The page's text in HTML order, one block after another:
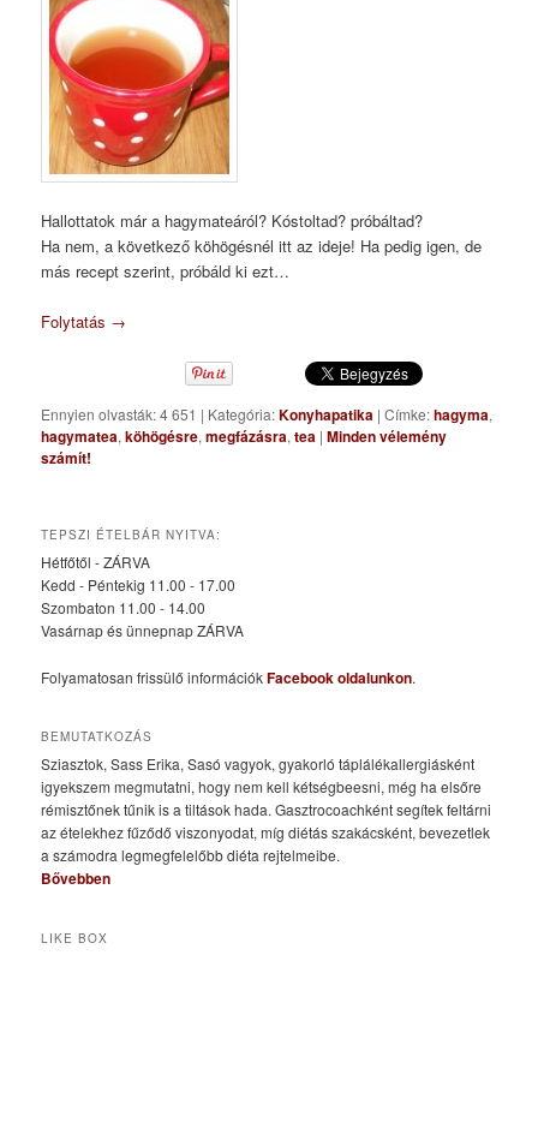
Hallottatok már a hagymateáról? Kóstoltad? próbáltad?
Ha nem, a következő köhögésnél itt az ideje! Ha pedig igen, de
más recept szerint, próbáld ki ezt…
Folytatás →
Ennyien olvasták: 4 651 | Kategória:Konyhapatika |Címke:hagyma,
hagymatea,köhögésre,megfázásra,tea |Minden vélemény
számít!
TEPSZI ÉTELBÁR NYITVA:
Hétfőtől - ZÁRVA
Kedd - Péntekig 11.00 - 17.00
Szombaton 11.00 - 14.00
Vasárnap és ünnepnap ZÁRVA
Folyamatosan frissülő információkFacebook oldalunkon.
BEMUTATKOZÁS
Sziasztok, Sass Erika, Sasó vagyok, gyakorló táplálékallergiásként
igyekszem megmutatni, hogy nem kell kétségbeesni, még ha elsőre
rémisztőnek tűnik is a tiltások hada. Gasztrocoachként segítek feltárni
az ételekhez fűződő viszonyodat, míg diétás szakácsként, bevezetlek
a számodra legmegfelelőbb diéta rejtelmeibe.
Bővebben
LIKE BOX